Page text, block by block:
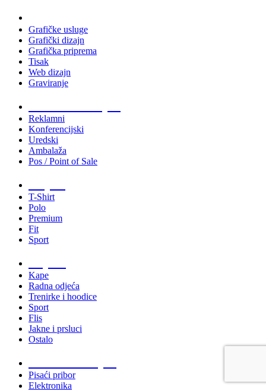
Grafičke usluge
Grafički dizajn
Grafička priprema
Tisak
Web dizajn
Graviranje
Reklamni
Konferencijski
Uredski
Ambalaža
Pos / Point of Sale
T-Shirt
Polo
Premium
Fit
Sport
Kape
Radna odjeća
Trenirke i hoodice
Sport
Flis
Jakne i prsluci
Ostalo
Pisaći pribor
Elektronika